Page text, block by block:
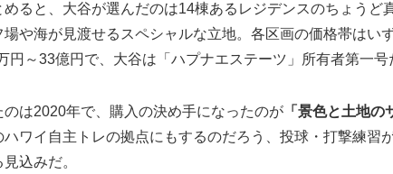
ると、大谷が選んだのは14棟あるレジデンスのちょうど
場や海が見渡せるスペシャルな立地。各区画の価格帯はい
円～33億円で、大谷は「ハプナエステーツ」所有者第一号
は2020年で、購入の決め手になったのが 「景色と土地の
ハワイ自主トレの拠点にもするのだろう、投球・打撃練習
込みだ。